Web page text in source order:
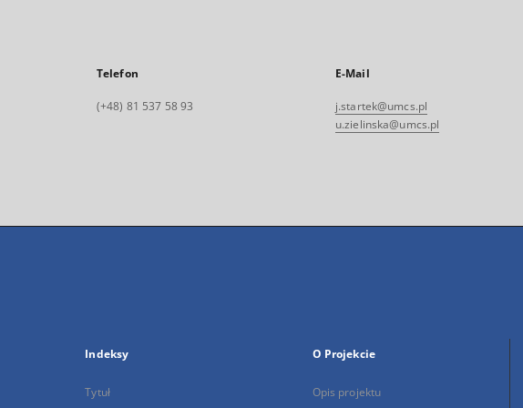
Telefon
(+48) 81 537 58 93
E-Mail
j.startek@umcs.pl
u.zielinska@umcs.pl
Indeksy
Tytuł
O Projekcie
Opis projektu